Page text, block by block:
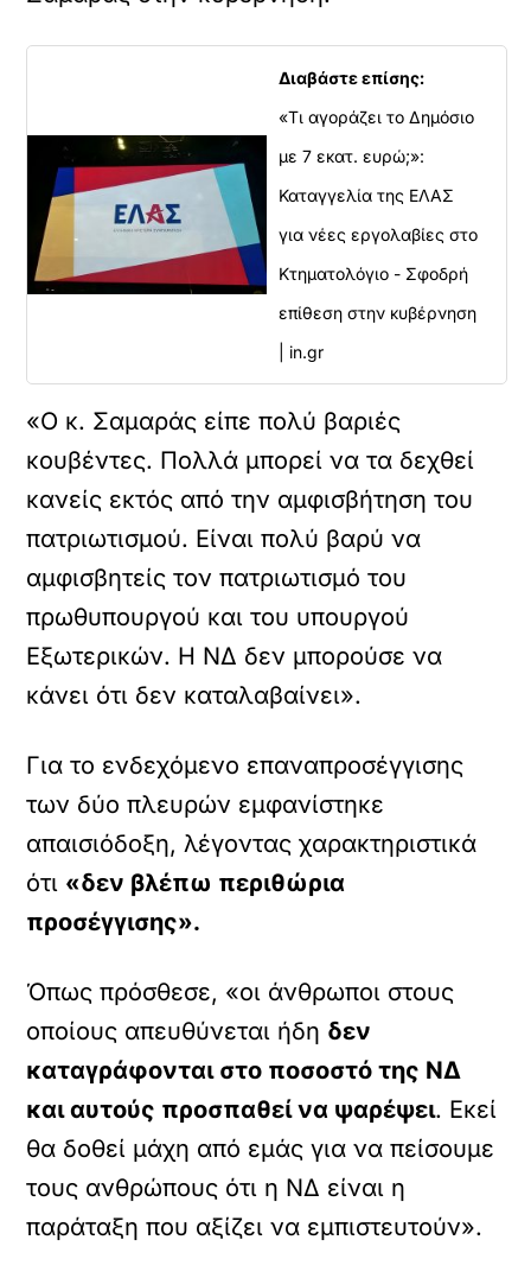
Διαβάστε επίσης:
«Τι αγοράζει το Δημόσιο
με 7 εκατ. ευρώ;»:
Καταγγελία της ΕΛΑΣ
για νέες εργολαβίες στο
Κτηματολόγιο - Σφοδρή
επίθεση στην κυβέρνηση
| in.gr
«Ο κ. Σαμαράς είπε πολύ βαριές
κουβέντες. Πολλά μπορεί να τα δεχθεί
κανείς εκτός από την αμφισβήτηση του
πατριωτισμού. Είναι πολύ βαρύ να
αμφισβητείς τον πατριωτισμό του
πρωθυπουργού και του υπουργού
Εξωτερικών. Η ΝΔ δεν μπορούσε να
κάνει ότι δεν καταλαβαίνει».
Για το ενδεχόμενο επαναπροσέγγισης
των δύο πλευρών εμφανίστηκε
απαισιόδοξη, λέγοντας χαρακτηριστικά
ότι «δεν βλέπω περιθώρια
προσέγγισης».
Όπως πρόσθεσε, «οι άνθρωποι στους
οποίους απευθύνεται ήδη δεν
καταγράφονται στο ποσοστό της ΝΔ
και αυτούς προσπαθεί να ψαρέψει. Εκεί
θα δοθεί μάχη από εμάς για να πείσουμε
τους ανθρώπους ότι η ΝΔ είναι η
παράταξη που αξίζει να εμπιστευτούν».